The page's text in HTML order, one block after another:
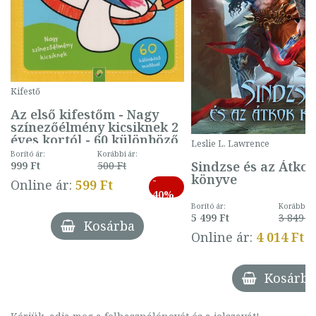
Kifestő
Az első kifestőm - Nagy
színezőélmény kicsiknek 2
éves kortól - 60 különböző
mintával (gombás)
Borító ár:
999 Ft
Korábbi ár:
500 Ft
Online ár: 599 Ft
-
40%
Kosárba
Leslie L. Lawrence
Sindzse és az Átkok
könyve
Borító ár:
5 499 Ft
Korábbi
3 849 Ft
Online ár: 4 014 Ft
Kosárba